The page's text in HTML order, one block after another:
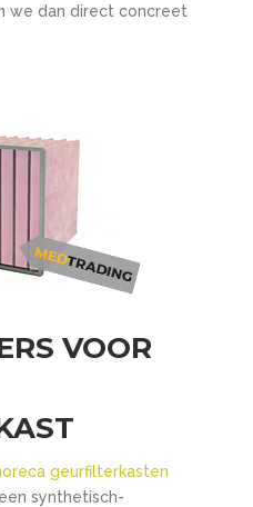
we dan direct concreet
VOOR
geurfilterkasten
synthetisch-